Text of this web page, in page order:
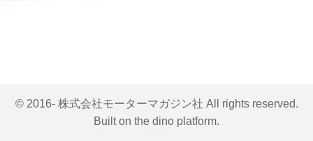
© 2016- 株式会社モーターマガジン社 All rights reserved.
Built on the dino platform.